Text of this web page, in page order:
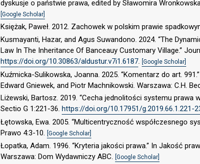
dyskusje o państwie prawa, edited by Sławomira
[Google Scholar]
Księżak, Paweł. 2012. Zachowek w polskim prawie
Kusmayanti, Hazar, and Agus Suwandono. 2024. “The
Law In The Inheritance Of Banceauy Customary Village.”
https://doi.org/10.30863/aldustur.v7i1.6187. [Google Scholar]
Kuźmicka-Sulikowska, Joanna. 2025. “Komentarz do art.
Edward Gniewek, and Piotr Machnikowski. Warszawa: C.H.
Liżewski, Bartosz. 2019. “Cecha jednolitości systemu prawa
Sectio G 1:221-36. https://doi.org/10.17951/g.2019.66.1.221-
Łętowska, Ewa. 2005. “Multicentryczność współczesnego
Prawo 4:3-10. [Google Scholar]
Łopatka, Adam. 1996. “Kryteria jakości prawa.” In Jakość
Warszawa: Dom Wydawniczy ABC. [Google Scholar]